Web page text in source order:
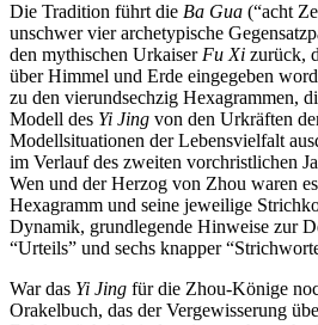
Die Tradition führt die Ba Gua (“acht
unschwer vier archetypische
den mythischen Urkaiser Fu Xi zurück,
über Himmel und Erde eingegeben
zu den vierundsechzig Hexagrammen,
Modell des Yi Jing von den Urkräften
Modellsituationen der Lebensvielfalt
im Verlauf des zweiten vorchristlichen
Wen und der Herzog von Zhou waren
Hexagramm und seine jeweilige
Dynamik, grundlegende Hinweise zur
“Urteils” und sechs knapper
War das Yi Jing für die Zhou-Könige
Orakelbuch, das der Vergewisserung